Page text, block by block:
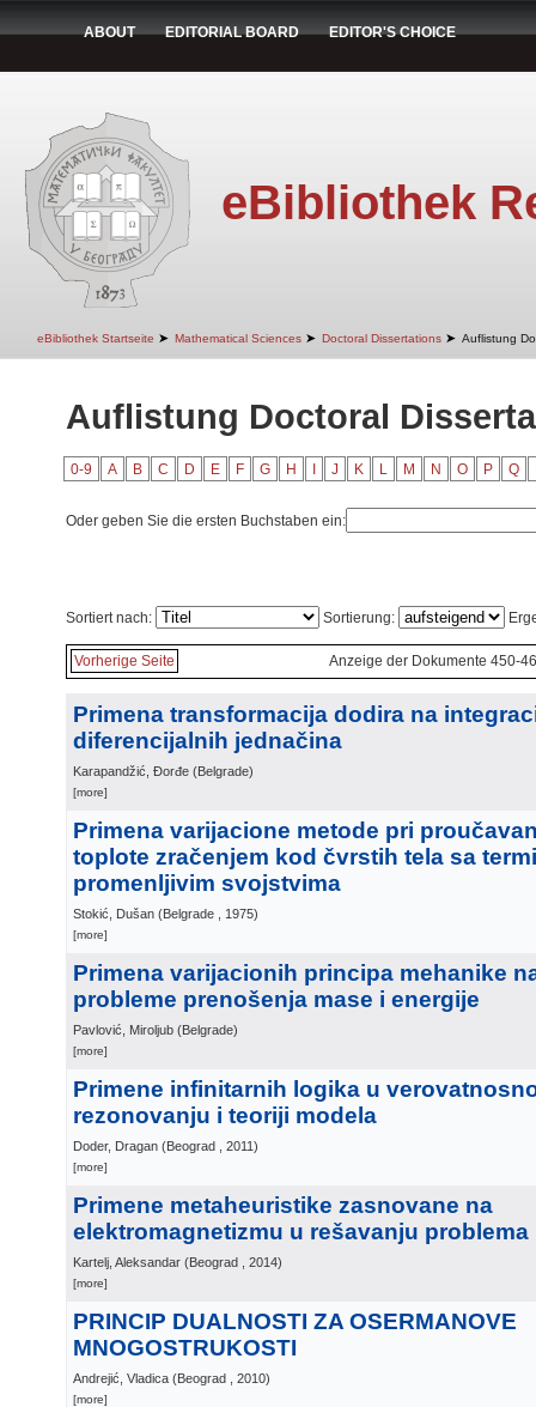
ABOUT EDITORIAL BOARD EDITOR'S CHOICE
eBibliothek
eBibliothek Startseite ➤ Mathematical Sciences ➤ Doctoral Dissertations ➤ Auflistung
Auflistung Doctoral
0-9 A B C D E F G H J K L M N O P Q
Oder geben Sie die ersten Buchstaben ein:
Sortiert nach: Sortierung:
Vorherige Seite Anzeige der Dokumente 450-
Primena transformacija dodira na
diferencijalnih jednačina
Karapandžić, Đorđe (Belgrade)
[more]
Primena varijacione metode pri
toplote zračenjem kod čvrstih tela sa
promenljivim svojstvima
Stokić, Dušan (Belgrade , 1975)
[more]
Primena varijacionih principa mehanike
probleme prenošenja mase i energije
Pavlović, Miroljub (Belgrade)
[more]
Primene infinitarnih logika u
rezonovanju i teoriji modela
Doder, Dragan (Beograd , 2011)
[more]
Primene metaheuristike zasnovane na
elektromagnetizmu u rešavanju
Kartelj, Aleksandar (Beograd , 2014)
[more]
PRINCIP DUALNOSTI ZA OSERMANOVE
MNOGOSTRUKOSTI
Andrejić, Vladica (Beograd , 2010)
[more]